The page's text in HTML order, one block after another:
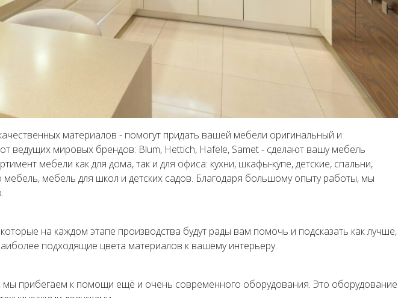
материалов - помогут придать вашей мебели оригинальный и
ведущих мировых брендов: Blum, Hettich, Hafele, Samet - сделают вашу мебель
мебели как для дома, так и для офиса: кухни, шкафы-купе, детские, спальни,
мебель для школ и детских садов. Благодаря большому опыту работы, мы
на каждом этапе производства будут рады вам помочь и подсказать как лучше,
подходящие цвета материалов к вашему интерьеру.
мы прибегаем к помощи ещё и очень современного оборудования. Это оборудование